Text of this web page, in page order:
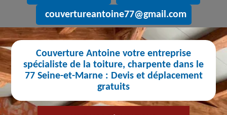
couvertureantoine77@gmail.com
Couverture Antoine votre entreprise
spécialiste de la toiture, charpente dans le
77 Seine-et-Marne : Devis et déplacement
gratuits